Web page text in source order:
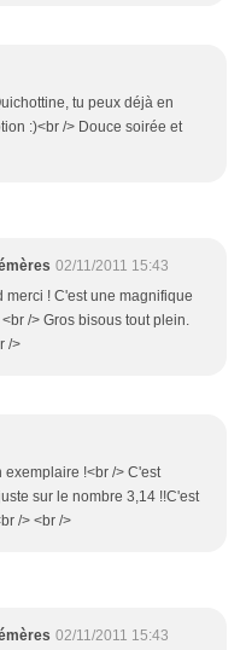
tu peux déjà en
:)<br /> Douce soirée et
02/11/2011 15:43
merci ! C'est une magnifique
/> Gros bisous tout plein.
/>
!<br /> C'est
sur le nombre 3,14 !!C'est
/> <br />
02/11/2011 15:43